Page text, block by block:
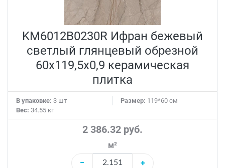
KM6012B0230R Ифран бежевый
светлый глянцевый обрезной
60x119,5x0,9 керамическая
плитка
В упаковке: 3 шт Размер: 119*60 см
Вес: 34.55 кг
2 386.32 руб.
м²
−
+